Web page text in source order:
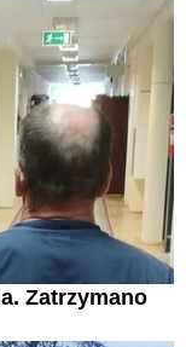
Zatrzymano